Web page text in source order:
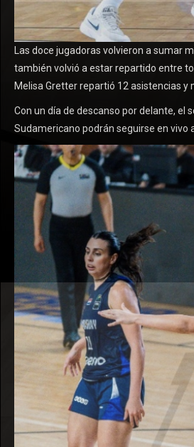
Las doce jugadoras volvieron a sumar
también volvió a estar repartido entre
Melisa Gretter repartió 12 asistencias y
Con un día de descanso por delante, el
Sudamericano podrán seguirse en vivo